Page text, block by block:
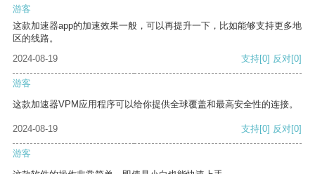
游客
这款加速器app的加速效果一般，可以再提升一下，比如能够支持更多地
区的线路。
2024-08-19
支持[0] 反对[0]
游客
这款加速器VPM应用程序可以给你提供全球覆盖和最高安全性的连接。
2024-08-19 支持[0] 反对[0]
游客